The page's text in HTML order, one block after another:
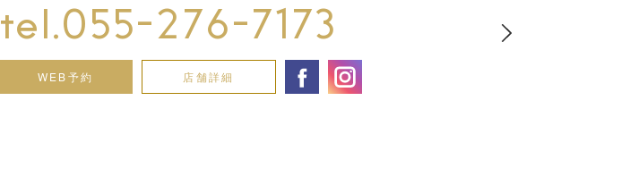
tel.055-276-7173
WEB予約 店舗詳細